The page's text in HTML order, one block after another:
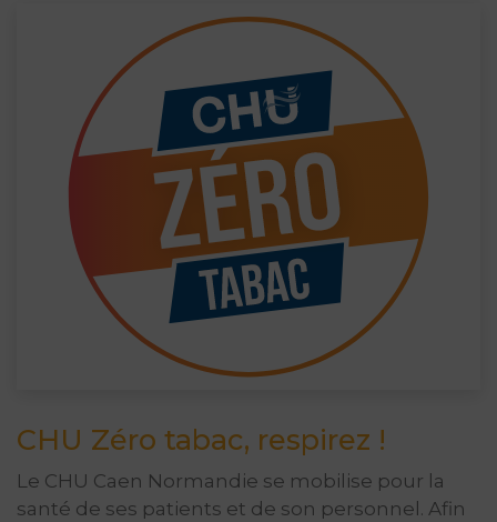
CHU Zéro tabac, respirez !
Le CHU Caen Normandie se mobilise pour la
santé de ses patients et de son personnel. Afin